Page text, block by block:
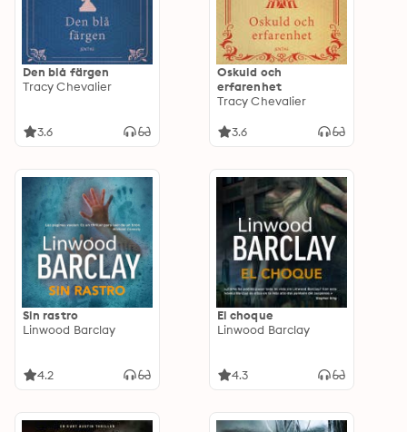
Den blå färgen
Tracy Chevalier
3.6
Oskuld och
erfarenhet
Tracy Chevalier
3.6
Sin rastro
Linwood Barclay
4.2
El choque
Linwood Barclay
4.3